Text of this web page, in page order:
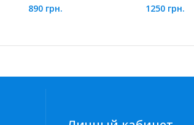
890 грн. 1250 грн.